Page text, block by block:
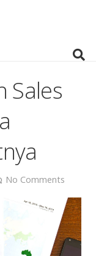
Sales
No Comments